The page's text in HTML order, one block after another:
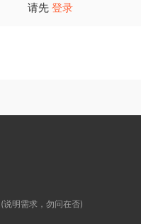
请先 登录
(说明需求，勿问在否)